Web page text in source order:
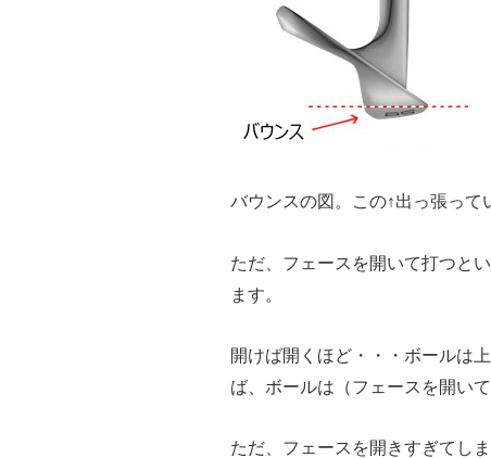
バウンスの図。この↑出っ張って
ただ、フェースを開いて打つと
ます。
開けば開くほど・・・ボールは
ば、ボールは（フェースを開い
ただ、フェースを開きすぎてし